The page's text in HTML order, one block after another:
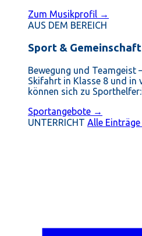
Zum Musikprofil →
AUS DEM BEREICH
Sport & Gemeinschaft
Bewegung und
Skifahrt in Klasse 8 und in
können sich zu
Sportangebote →
UNTERRICHT Alle